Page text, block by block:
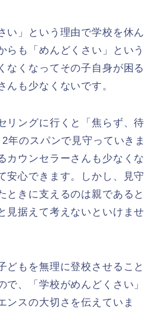
い」という理由で学校を休ん
らも「めんどくさい」という
なくなってその子自身が困る
んも少なくないです。
リングに行くと「焦らず、待
年のスパンで見守っていきま
カウンセラーさんも少なくな
安心できます。しかし、見守
ときに支えるのは親であると
見据えて考えないといけませ
どもを無理に登校させること
で、「学校がめんどくさい」
ンスの大切さを伝えていま